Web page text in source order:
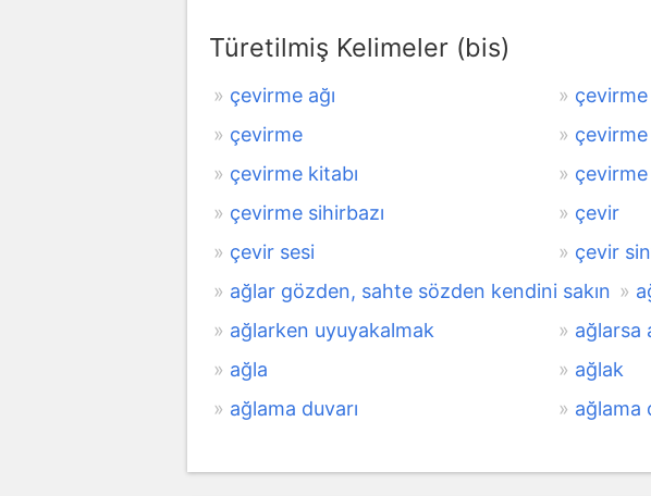
Türetilmiş Kelimeler (bis)
çevirme ağı
çevirme
çevirme
çevirme kitabı
çevirme sihirbazı
çevir
çevir sesi
çevir
ağlar gözden, sahte sözden kendini sakın
ağlarken uyuyakalmak
ağlarsa
ağla
ağlak
ağlama duvarı
ağlama